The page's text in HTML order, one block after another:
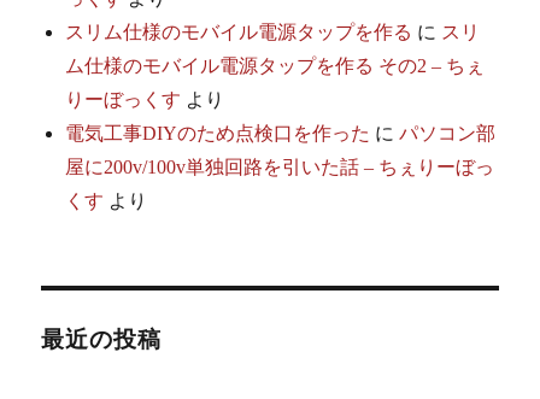
スリム仕様のモバイル電源タップを作る に スリ
ム仕様のモバイル電源タップを作る その2 – ちぇ
りーぼっくす より
電気工事DIYのため点検口を作った にパソコン部
屋に200v/100v単独回路を引いた話 – ちぇりーぼっ
くす より
最近の投稿